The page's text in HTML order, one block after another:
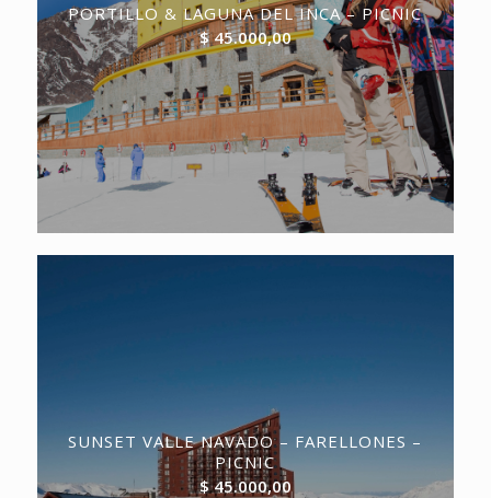
PORTILLO & LAGUNA DEL INCA – PICNIC
$45.000,00
SUNSET VALLE NAVADO – FARELLONES –
PICNIC
$45.000,00